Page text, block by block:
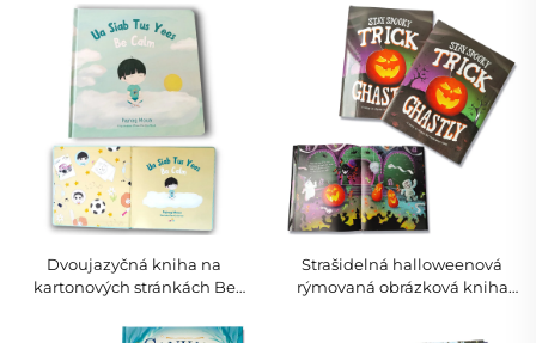
dárkovou krabičkou pro
majitele domácích zvířat
Dvoujazyčná kniha na
kartonových stránkách Be
a anglicky – mindfulness pro
Strašidelná halloweenová
rýmovaná obrázková kniha